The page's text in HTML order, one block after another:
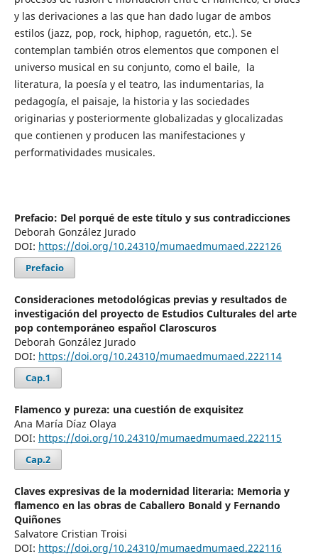
y las derivaciones a las que han dado lugar de ambos
estilos (jazz, pop, rock, hiphop, raguetón, etc.). Se
contemplan también otros elementos que componen el
universo musical en su conjunto, como el baile, la
literatura, la poesía y el teatro, las indumentarias, la
pedagogía, el paisaje, la historia y las sociedades
originarias y posteriormente globalizadas y glocalizadas
que contienen y producen las manifestaciones y
performatividades musicales.
Prefacio: Del porqué de este título y sus contradicciones
Deborah González Jurado
DOI: https://doi.org/10.24310/mumaedmumaed.222126
Prefacio
Consideraciones metodológicas previas y resultados de
investigación del proyecto de Estudios Culturales del arte
pop contemporáneo español Claroscuros
Deborah González Jurado
DOI: https://doi.org/10.24310/mumaedmumaed.222114
Cap.1
Flamenco y pureza: una cuestión de exquisitez
Ana María Díaz Olaya
DOI: https://doi.org/10.24310/mumaedmumaed.222115
Cap.2
Claves expresivas de la modernidad literaria: Memoria y
flamenco en las obras de Caballero Bonald y Fernando
Quiñones
Salvatore Cristian Troisi
DOI: https://doi.org/10.24310/mumaedmumaed.222116